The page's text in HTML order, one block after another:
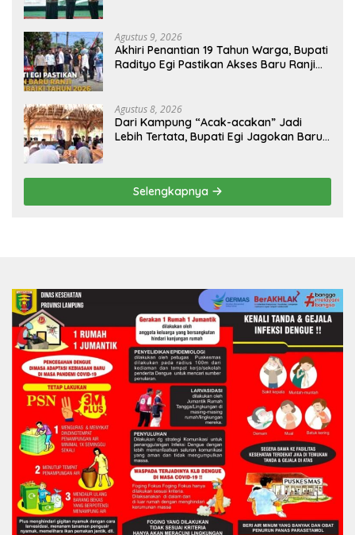
Agustus 9, 2026
Akhiri Penantian 19 Tahun Warga, Bupati
Radityo Egi Pastikan Akses Baru Ranji
Agustus 8, 2026
Dari Kampung “Acak-acakan” Jadi
Lebih Tertata, Bupati Egi Jagokan Baru
Selengkapnya